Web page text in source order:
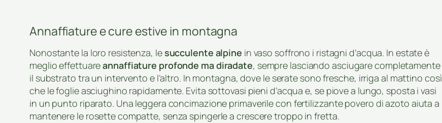
Annaffiature e cure estive in montagna
Nonostante la loro resistenza, le succulente alpine in vaso soffrono i ristagni d’acqua. In estate è
meglio effettuareannaffiature profonde ma diradate, sempre lasciando asciugare completamente
il substrato tra un intervento e l’altro. In montagna, dove le serate sono fresche, irriga al mattino così
che le foglie asciughino rapidamente. Evita sottovasi pieni d’acqua e, se piove a lungo, sposta i vasi
in un punto riparato. Una leggera concimazione primaverile con fertilizzante povero di azoto aiuta a
mantenere le rosette compatte, senza spingerle a crescere troppo in fretta.